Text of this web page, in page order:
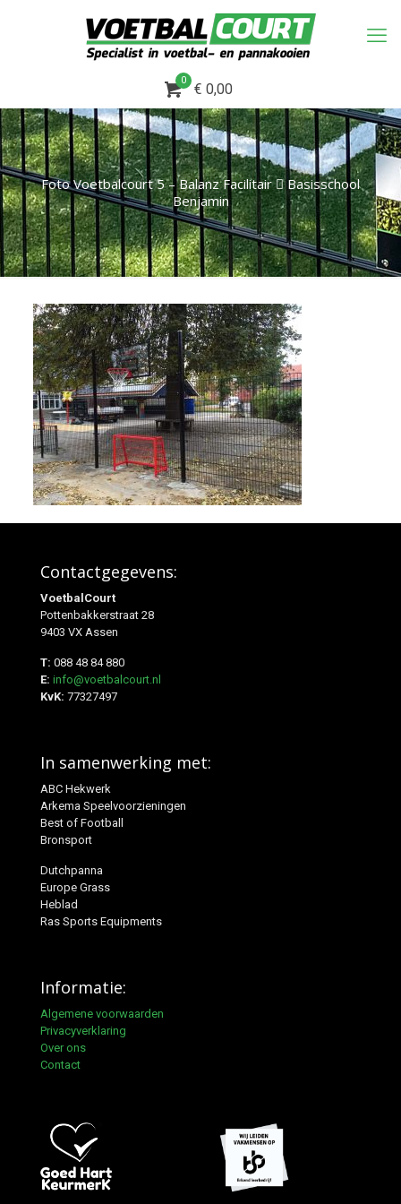
0
€ 0,00
Foto Voetbalcourt 5 – Balanz Facilitair  Basisschool
Benjamin
Contactgegevens:
VoetbalCourt
Pottenbakkerstraat 28
9403 VX Assen
T: 088 48 84 880
E: info@voetbalcourt.nl
KvK: 77327497
In samenwerking met:
ABC Hekwerk
Arkema Speelvoorzieningen
Best of Football
Bronsport
Dutchpanna
Europe Grass
Heblad
Ras Sports Equipments
Informatie:
Algemene voorwaarden
Privacyverklaring
Over ons
Contact